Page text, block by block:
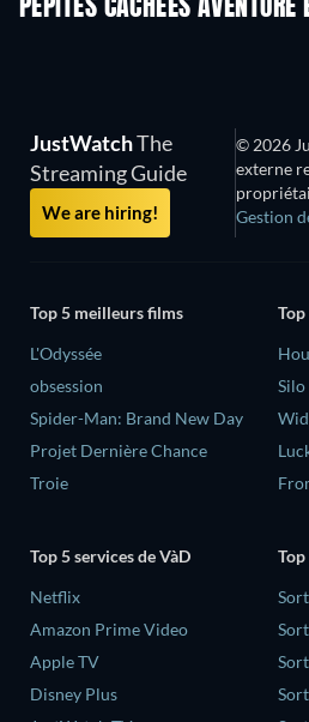
PÉPITES CACHÉES AVENTURE
JustWatchThe
Streaming Guide
We are hiring!
© 2026
externe
Gestion
Top 5 meilleurs films
L'Odyssée
obsession
Spider-Man: Brand New Day
Projet Dernière Chance
Troie
Silo
Top 5 services de VàD
Netflix
Amazon Prime Video
Apple TV
Disney Plus
Top